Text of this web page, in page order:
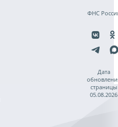
ФНС
Дата
страницы
05.08.2026